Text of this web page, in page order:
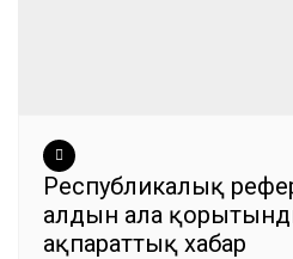
Республикалық
алдын ала
ақпараттық хабар